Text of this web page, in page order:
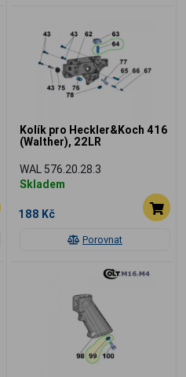
Porovnat
Kolík pro Heckler&Koch 416
(Walther), 22LR
WAL 576.20.28.3
Skladem
188 Kč